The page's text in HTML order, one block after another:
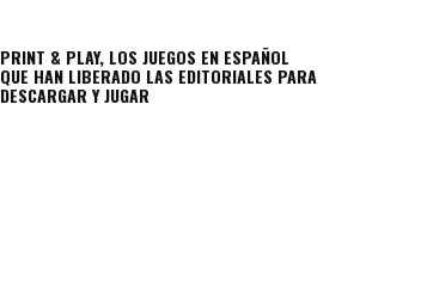
PRINT & PLAY, LOS JUEGOS EN ESPAÑOL
QUE HAN LIBERADO LAS EDITORIALES PARA
DESCARGAR Y JUGAR